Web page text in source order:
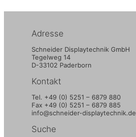
Adresse
Schneider Displaytechnik GmbH
Tegelweg 14
D-33102 Paderborn
Kontakt
Tel. +49 (0) 5251 – 6879 880
Fax +49 (0) 5251 – 6879 885
info@schneider-displaytechnik.de
Suche